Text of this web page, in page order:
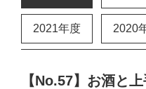
2021年度 2020
【No.57】お酒と